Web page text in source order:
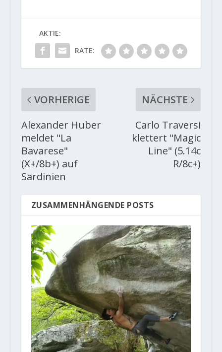
AKTIE:
RATE:
VORHERIGE
Alexander Huber
meldet "La
Bavarese"
(X+/8b+) auf
Sardinien
NÄCHSTE
Carlo Traversi
klettert "Magic
Line" (5.14c
R/8c+)
ZUSAMMENHÄNGENDE POSTS